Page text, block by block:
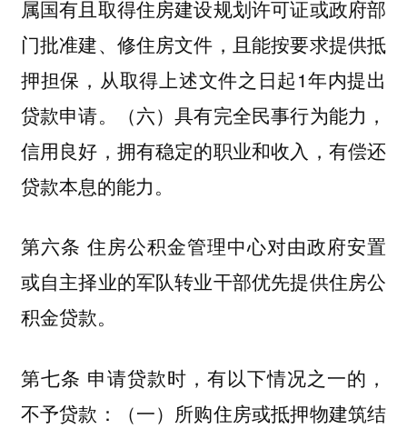
属国有且取得住房建设规划许可证或政府部
门批准建、修住房文件，且能按要求提供抵
押担保，从取得上述文件之日起1年内提出
贷款申请。（六）具有完全民事行为能力，
信用良好，拥有稳定的职业和收入，有偿还
贷款本息的能力。
第六条 住房公积金管理中心对由政府安置
或自主择业的军队转业干部优先提供住房公
积金贷款。
第七条 申请贷款时，有以下情况之一的，
不予贷款：（一）所购住房或抵押物建筑结